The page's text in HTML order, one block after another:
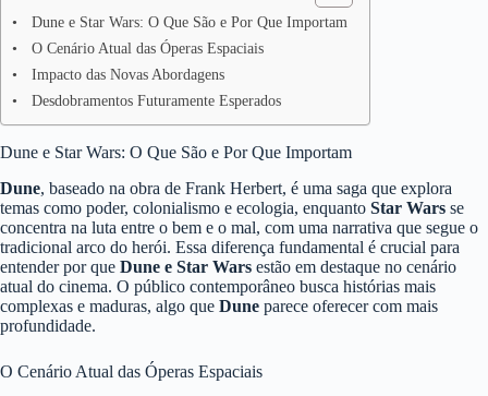
Dune e Star Wars: O Que São e Por Que Importam
O Cenário Atual das Óperas Espaciais
Impacto das Novas Abordagens
Desdobramentos Futuramente Esperados
Dune e Star Wars: O Que São e Por Que Importam
Dune, baseado na obra de Frank Herbert, é uma saga que explora
temas como poder, colonialismo e ecologia, enquanto Star Wars se
concentra na luta entre o bem e o mal, com uma narrativa que segue o
tradicional arco do herói. Essa diferença fundamental é crucial para
entender por que Dune e Star Wars estão em destaque no cenário
atual do cinema. O público contemporâneo busca histórias mais
complexas e maduras, algo que Dune parece oferecer com mais
profundidade.
O Cenário Atual das Óperas Espaciais